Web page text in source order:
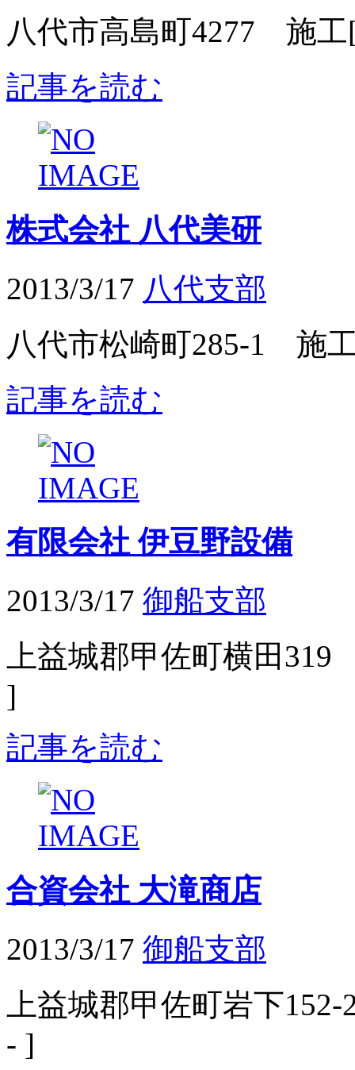
八代市高島町4277 施
記事を読む
株式会社 八代美研
2013/3/17 八代支部
八代市松崎町285-1 施
記事を読む
有限会社 伊豆野設備
2013/3/17 御船支部
上益城郡甲佐町横田
]
記事を読む
合資会社 大滝商店
2013/3/17 御船支部
上益城郡甲佐町岩下
- ]